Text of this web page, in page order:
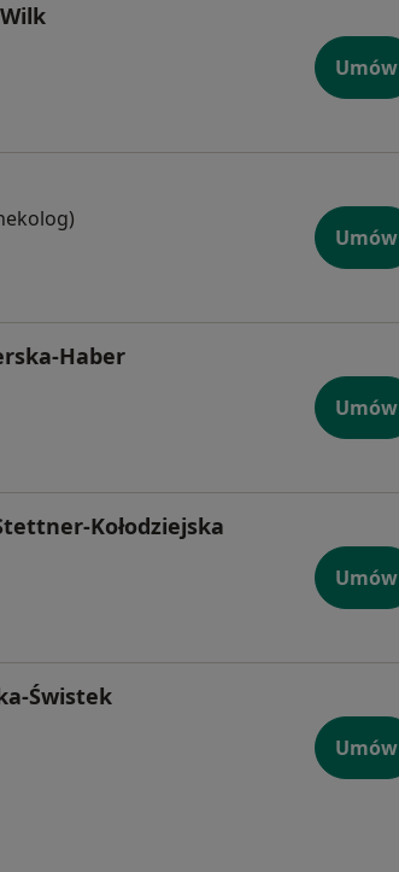
Umów
Umów
Haber
Umów
Kołodziejska
Umów
Świstek
Umów